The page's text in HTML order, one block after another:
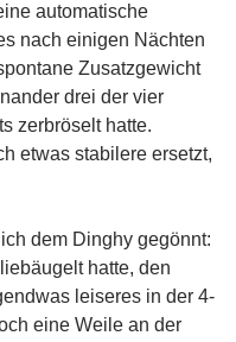
automatische
nach einigen Nächten
Zusatzgewicht
drei der vier
zerbröselt hatte.
etwas stabilere ersetzt,
dem Dinghy gegönnt:
hatte, den
leiseres in der 4-
eine Weile an der